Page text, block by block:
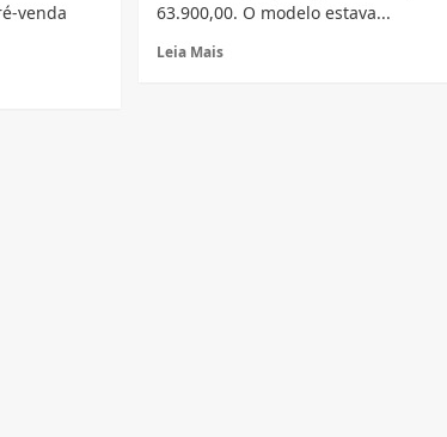
venda
63.900,00. O modelo estava...
Leia Mais